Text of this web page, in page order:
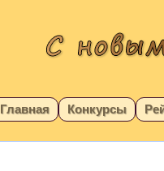
Главная Конкурсы